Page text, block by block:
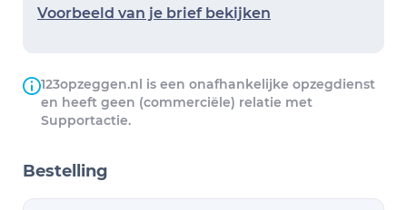
Voorbeeld van je brief bekijken
123opzeggen.nl is een onafhankelijke opzegdienst
en heeft geen (commerciële) relatie met
Supportactie.
Bestelling